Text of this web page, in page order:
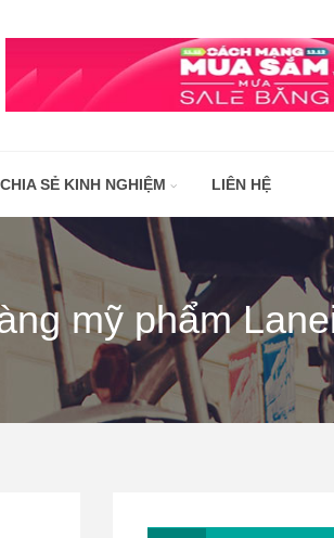
CHIA SẺ KINH NGHIỆM LIÊN HỆ
mỹ phẩm